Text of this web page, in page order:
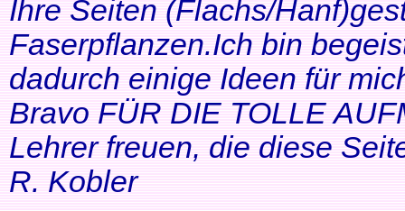
Ihre Seiten (Flachs/
Faserpflanzen.Ich bin
dadurch einige Ideen für
Bravo FÜR DIE TOLLE
Lehrer freuen, die diese
R. Kobler